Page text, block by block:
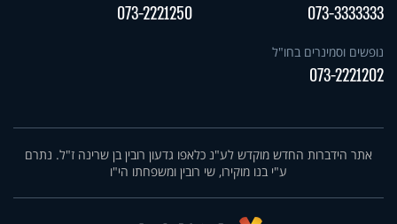
073-3333333
073-2221250
נופשים וסמינרים בחו"ל
073-2221202
אתר הידברות החדש מוקדש לע"נ כלאפו גדעון רובין בן שרינה ז"ל. נתרם
ע"י בנו מוקירו, שי רובין ומשפחתו הי"ו